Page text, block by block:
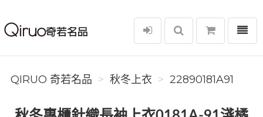
Qiruo 奇若名品
選單
QIRUO 奇若名品 秋冬上衣 22890181A91